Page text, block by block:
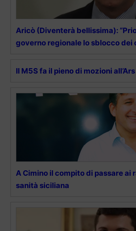
Aricò (Diventerà bellissima):
governo regionale lo sblocco dei
Il M5S fa il pieno di mozioni all’Ars
A Cimino il compito di passare ai
sanità siciliana